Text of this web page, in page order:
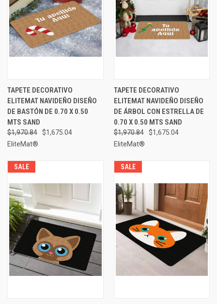
TAPETE DECORATIVO
ELITEMAT NAVIDEÑO DISEÑO
DE BASTÓN DE 0.70 X 0.50
MTS SAND
$1,970.84
$1,675.04
EliteMat®
TAPETE DECORATIVO
ELITEMAT NAVIDEÑO DISEÑO
DE ÁRBOL CON ESTRELLA DE
0.70 X 0.50 MTS SAND
$1,970.84
$1,675.04
EliteMat®
SALE SALE